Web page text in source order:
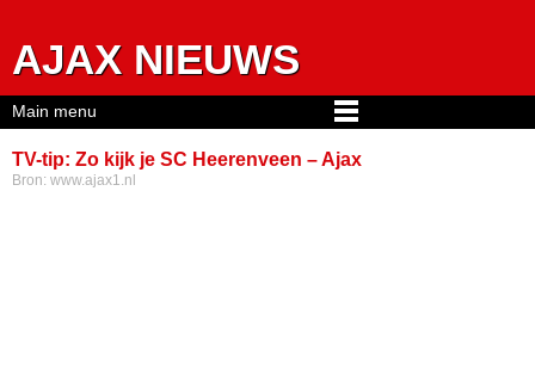
AJAX NIEUWS
TV-tip: Zo kijk je SC Heerenveen – Ajax
Bron: www.ajax1.nl
Main menu